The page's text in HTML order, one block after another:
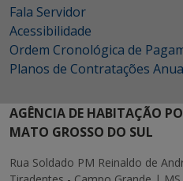
Fala Servidor
Acessibilidade
Ordem Cronológica de
Planos de Contratações
AGÊNCIA DE HABITAÇÃO
MATO GROSSO DO SUL
Rua Soldado PM Reinaldo de